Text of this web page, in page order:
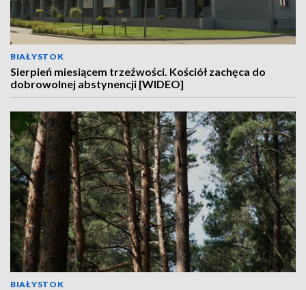
BIAŁYSTOK
Sierpień miesiącem trzeźwości. Kościół zachęca do
dobrowolnej abstynencji [WIDEO]
BIAŁYSTOK